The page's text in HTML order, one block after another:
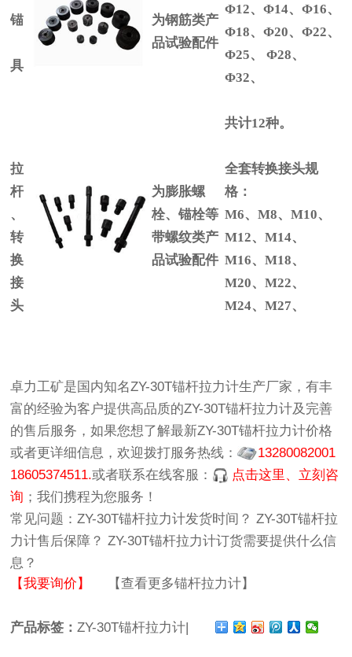
锚
具
为钢筋类产
品试验配件
Φ12、Φ14、Φ16、
Φ18、Φ20、Φ22、
Φ25、
Φ28、
Φ32、
共计12种。
拉
杆
、
转
换
接
头
为膨胀螺
栓、锚栓等
带螺纹类产
品试验配件
全套转换接头规
格：
M6、M8、M10、
M12、M14、
M16、M18、
M20、M22、
M24、M27、
卓力工矿是国内知名ZY-30T锚杆拉力计生产厂家 ，有丰
富的经验为客户提供高品质的ZY-30T锚杆拉力计及完善
的售后服务，如果您想了解最新ZY-30T锚杆拉力计价格
或者更详细信息，欢迎拨打服务热线：
13280082001
18605374511.或者联系在线客服：
点击这里、立刻咨
询 ；我们携程为您服务！
常见问题：ZY-30T锚杆拉力计发货时间？ ZY-30T锚杆拉
力计售后保障？ ZY-30T锚杆拉力计订货需要提供什么信
息？
【我要询价】
【查看更多锚杆拉力计】
产品标签：ZY-30T锚杆拉力计|